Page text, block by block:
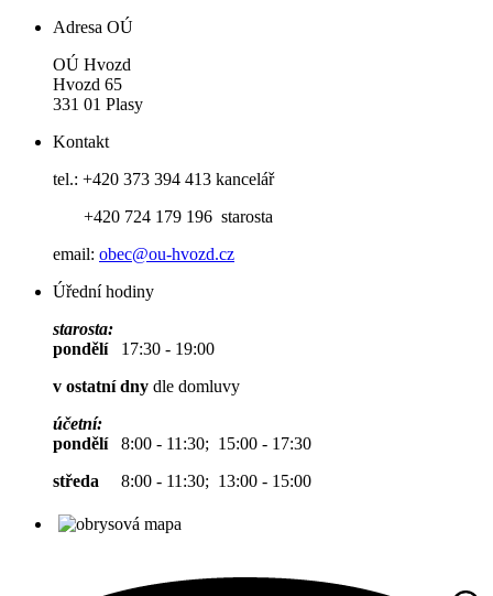
Adresa OÚ
OÚ Hvozd
Hvozd 65
331 01 Plasy
Kontakt
tel.: +420 373 394 413 kancelář
+420 724 179 196 starosta
email: obec@ou-hvozd.cz
Úřední hodiny
starosta:
pondělí 17:30 - 19:00
v ostatní dny dle domluvy
účetní:
pondělí 8:00 - 11:30; 15:00 - 17:30
středa 8:00 - 11:30; 13:00 - 15:00